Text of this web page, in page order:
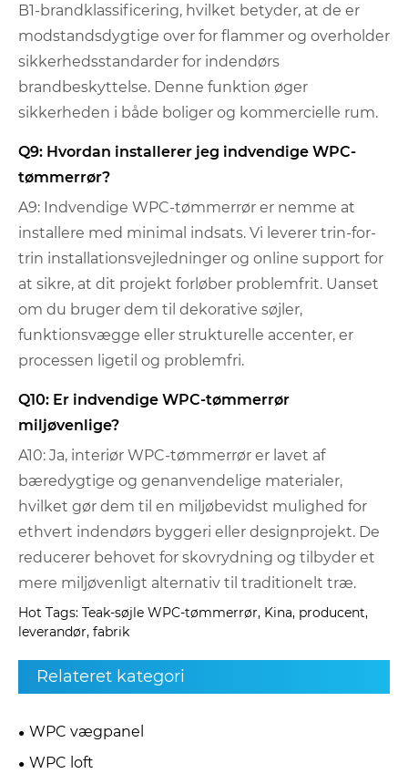
B1-brandklassificering, hvilket betyder, at de er
modstandsdygtige over for flammer og overholder
sikkerhedsstandarder for indendørs
brandbeskyttelse. Denne funktion øger
sikkerheden i både boliger og kommercielle rum.
Q9: Hvordan installerer jeg indvendige WPC-
tømmerrør?
A9: Indvendige WPC-tømmerrør er nemme at
installere med minimal indsats. Vi leverer trin-for-
trin installationsvejledninger og online support for
at sikre, at dit projekt forløber problemfrit. Uanset
om du bruger dem til dekorative søjler,
funktionsvægge eller strukturelle accenter, er
processen ligetil og problemfri.
Q10: Er indvendige WPC-tømmerrør
miljøvenlige?
A10: Ja, interiør WPC-tømmerrør er lavet af
bæredygtige og genanvendelige materialer,
hvilket gør dem til en miljøbevidst mulighed for
ethvert indendørs byggeri eller designprojekt. De
reducerer behovet for skovrydning og tilbyder et
mere miljøvenligt alternativ til traditionelt træ.
Hot Tags: Teak-søjle WPC-tømmerrør, Kina, producent,
leverandør, fabrik
Relateret kategori
WPC vægpanel
WPC loft